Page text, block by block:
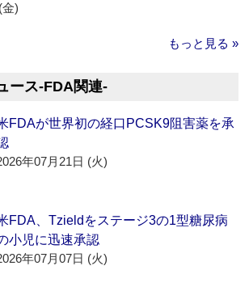
)
もっと見る »
ース‐FDA関連‐
FDAが世界初の経口PCSK9阻害薬を承
年07月21日 (火)
FDA、Tzieldをステージ3の1型糖尿病
小児に迅速承認
年07月07日 (火)